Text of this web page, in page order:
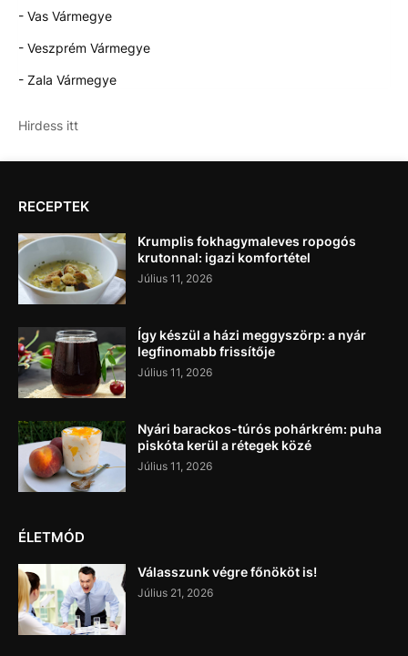
- Vas Vármegye
- Veszprém Vármegye
- Zala Vármegye
Hirdess itt
RECEPTEK
Krumplis fokhagymaleves ropogós
krutonnal: igazi komfortétel
Július 11, 2026
Így készül a házi meggyszörp: a nyár
legfinomabb frissítője
Július 11, 2026
Nyári barackos-túrós pohárkrém: puha
piskóta kerül a rétegek közé
Július 11, 2026
ÉLETMÓD
Válasszunk végre főnököt is!
Július 21, 2026